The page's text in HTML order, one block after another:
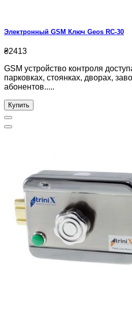
Электронный GSM Ключ Geos RC-30
₴2413
GSM устройство контроля
парковках, стоянках, дворах,
абонентов.....
Купить